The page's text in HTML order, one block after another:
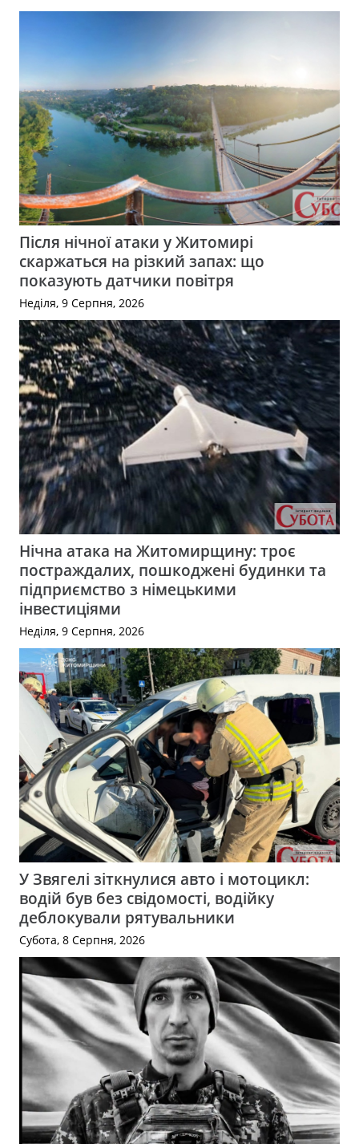
Після нічної атаки у Житомирі
скаржаться на різкий запах: що
показують датчики повітря
Неділя, 9 Серпня, 2026
Нічна атака на Житомирщину: троє
постраждалих, пошкоджені будинки та
підприємство з німецькими
інвестиціями
Неділя, 9 Серпня, 2026
У Звягелі зіткнулися авто і мотоцикл:
водій був без свідомості, водійку
деблокували рятувальники
Субота, 8 Серпня, 2026